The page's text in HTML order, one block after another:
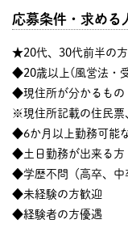
応募条件・求める
★20代、30代前半の
◆20歳以上(風営法・
◆現住所が分かるもの
※現住所記載の住民票
◆6か月以上勤務可能
◆土日勤務が出来る方
◆学歴不問（高卒、中
◆未経験の方歓迎
◆経験者の方優遇